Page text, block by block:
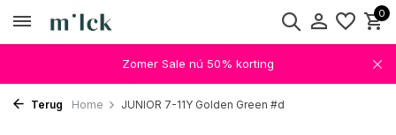
0
Zomer Sale nú 50% korting
Terug Home JUNIOR 7-11Y Golden Green #d